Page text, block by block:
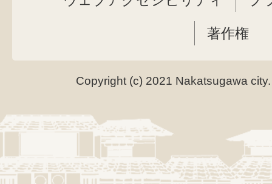
著作権
Copyright (c) 2021 Nakatsugawa